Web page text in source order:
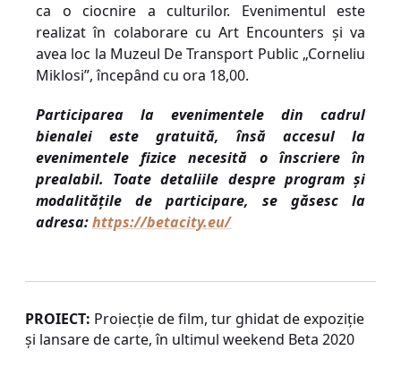
ca o ciocnire a culturilor. Evenimentul este
realizat în colaborare cu Art Encounters și va
avea loc la Muzeul De Transport Public „Corneliu
Miklosi”, începând cu ora 18,00.
Participarea la evenimentele din cadrul
bienalei este gratuită, însă accesul la
evenimentele fizice necesită o înscriere în
prealabil. Toate detaliile despre program și
modalitățile de participare, se găsesc la
adresa:https://betacity.eu/
PROIECT: Proiecție de film, tur ghidat de expoziție
și lansare de carte, în ultimul weekend Beta 2020